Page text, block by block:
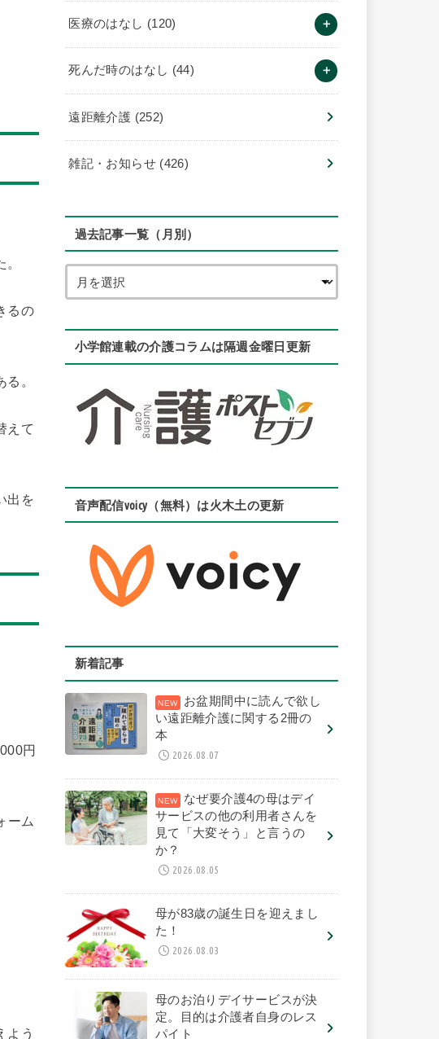
るの
。
えて
出を
円
ーム
よう
医療のはなし (120)
死んだ時のはなし (44)
遠距離介護 (252)
雑記・お知らせ (426)
過去記事一覧（月別）
小学館連載の介護コラムは隔週金曜日更新
音声配信voicy（無料）は火木土の更新
新着記事
お盆期間中に読んで欲し
い遠距離介護に関する2冊の
本
2026.08.07
なぜ要介護4の母はデイ
サービスの他の利用者さんを
見て「大変そう」と言うの
か？
2026.08.05
母が83歳の誕生日を迎えまし
た！
2026.08.03
母のお泊りデイサービスが決
定。目的は介護者自身のレス
パイト